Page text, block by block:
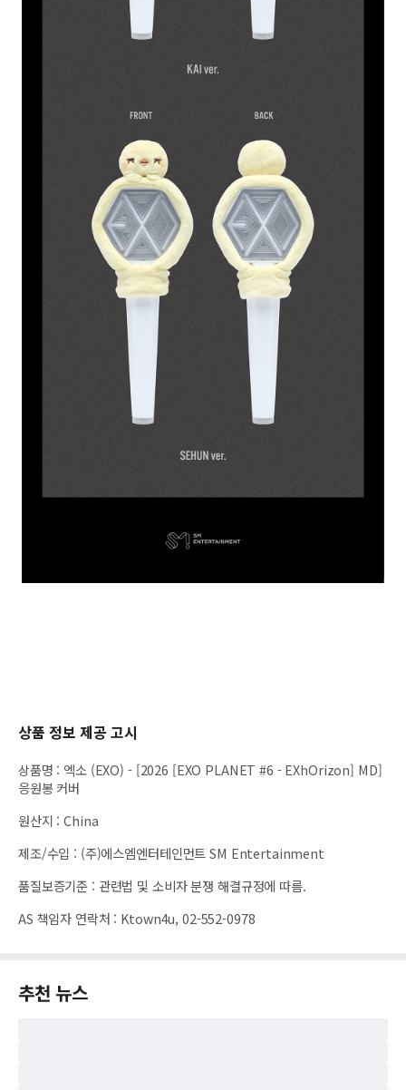
상품 정보 제공 고시
상품명 : 엑소 (EXO) - [2026 [EXO PLANET #6 - EXhOrizon] MD]
응원봉 커버
원산지 :China
제조/수입 : (주)에스엠엔터테인먼트 SM Entertainment
품질보증기준 : 관련법 및 소비자 분쟁 해결규정에 따름.
AS 책임자 연락처 : Ktown4u, 02-552-0978
추천 뉴스